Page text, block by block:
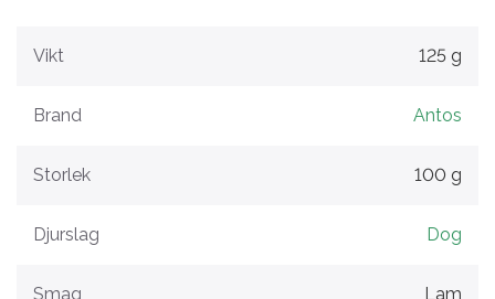
Vikt 125 g
Brand Antos
Storlek 100 g
Djurslag Dog
Smag Lam